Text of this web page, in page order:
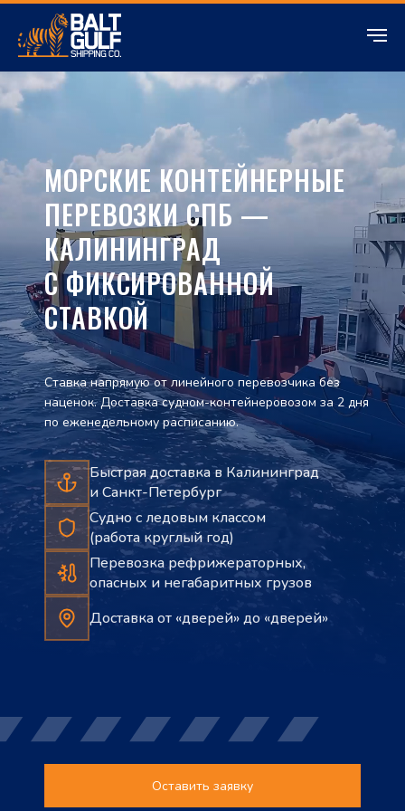
МОРСКИЕ КОНТЕЙНЕРНЫЕ
ПЕРЕВОЗКИ СПБ —
КАЛИНИНГРАД
С ФИКСИРОВАННОЙ
СТАВКОЙ
Быстрая доставка в Калининград
и Санкт-Петербург
Судно с ледовым классом
(работа круглый год)
Перевозка рефрижераторных,
опасных и негабаритных грузов
Доставка от «дверей» до «дверей»
Оставить заявку
Ставка напрямую от линейного перевозчика без
наценок. Доставка судном-контейнеровозом за 2 дня
по еженедельному расписанию.